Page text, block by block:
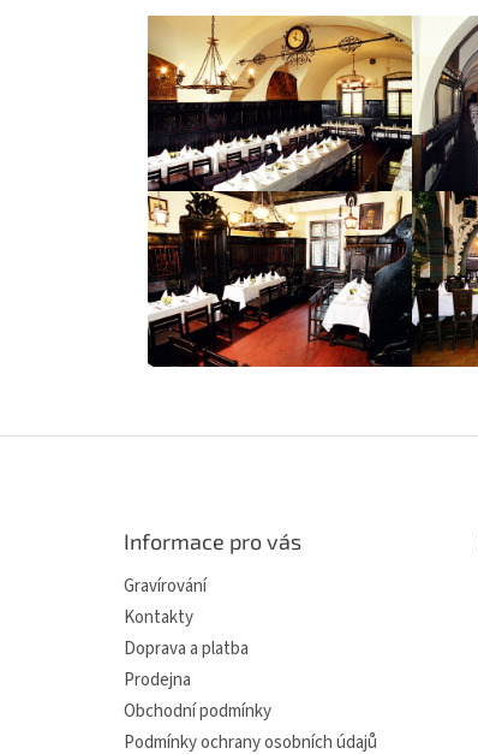
Informace pro vás
Gravírování
Kontakty
Doprava a platba
Prodejna
Obchodní podmínky
Podmínky ochrany osobních údajů